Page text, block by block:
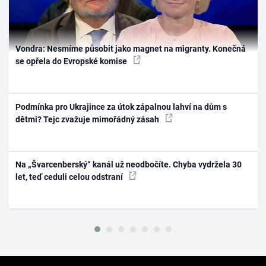
Vondra: Nesmíme působit jako magnet na migranty. Konečná
se opřela do Evropské komise
Podmínka pro Ukrajince za útok zápalnou lahví na dům s
dětmi? Tejc zvažuje mimořádný zásah
Na „Švarcenberský“ kanál už neodbočíte. Chyba vydržela 30
let, teď ceduli celou odstraní